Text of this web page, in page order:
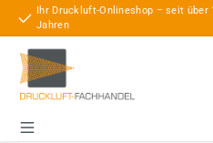
Zum Hauptinhalt springen
Ihr Druckluft-Onlineshop – seit über
Jahren